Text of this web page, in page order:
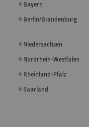
Bayern
Berlin/Brandenburg
Niedersachsen
Nordrhein-Westfalen
Rheinland-Pfalz
Saarland